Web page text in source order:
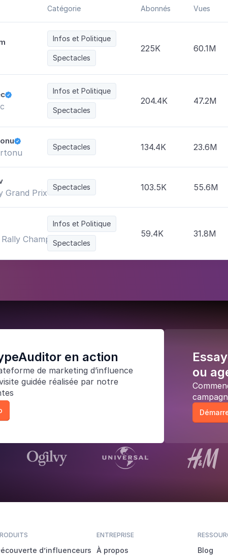
Catégorie Abonnés Vues
Infos et Politique
Spectacles
225K 60.1M
 Infos et Politique
Spectacles
204.4K 47.2M

Spectacles 134.4K 23.6M
Grand Prix
Spectacles 103.5K 55.6M
Championship
Infos et Politique
Spectacles
59.4K 31.8M
en action
de marketing d’influence
guidée réalisée par notre
ou
d’influenceurs
ENTREPRISE
À propos Blog